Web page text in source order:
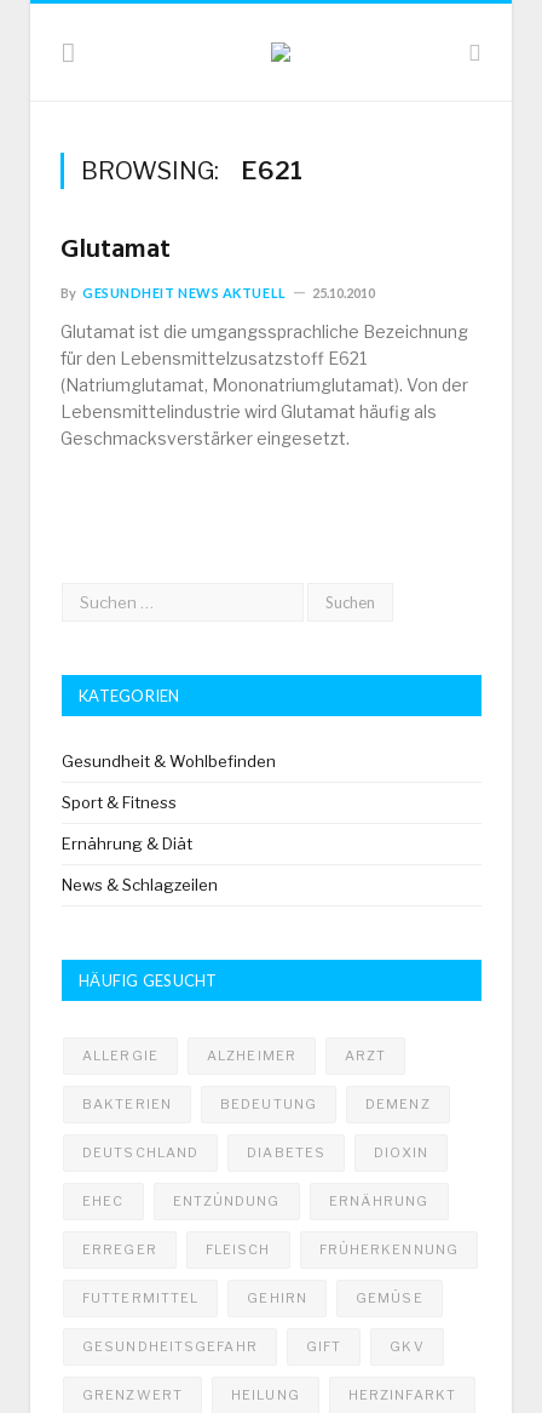
BROWSING: E621
Glutamat
By GESUNDHEIT NEWS AKTUELL 25.10.2010
Glutamat ist die umgangssprachliche Bezeichnung
für den Lebensmittelzusatzstoff E621
(Natriumglutamat, Mononatriumglutamat). Von der
Lebensmittelindustrie wird Glutamat häufig als
Geschmacksverstärker eingesetzt.
KATEGORIEN
Gesundheit & Wohlbefinden
Sport & Fitness
Ernährung & Diät
News & Schlagzeilen
HÄUFIG GESUCHT
ALLERGIE ALZHEIMER ARZT
BAKTERIEN BEDEUTUNG DEMENZ
DEUTSCHLAND DIABETES DIOXIN
EHEC ENTZÜNDUNG ERNÄHRUNG
ERREGER FLEISCH FRÜHERKENNUNG
FUTTERMITTEL GEHIRN GEMÜSE
GESUNDHEITSGEFAHR GIFT GKV
GRENZWERT HEILUNG HERZINFARKT